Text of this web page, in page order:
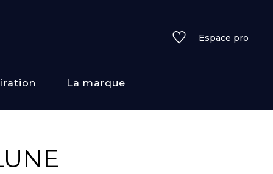
Espace pro
La marque